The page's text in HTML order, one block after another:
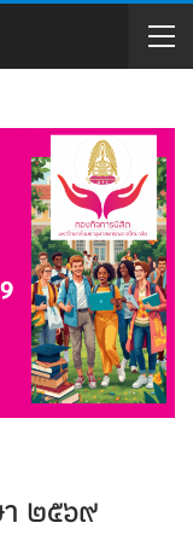
๒๕๖๙